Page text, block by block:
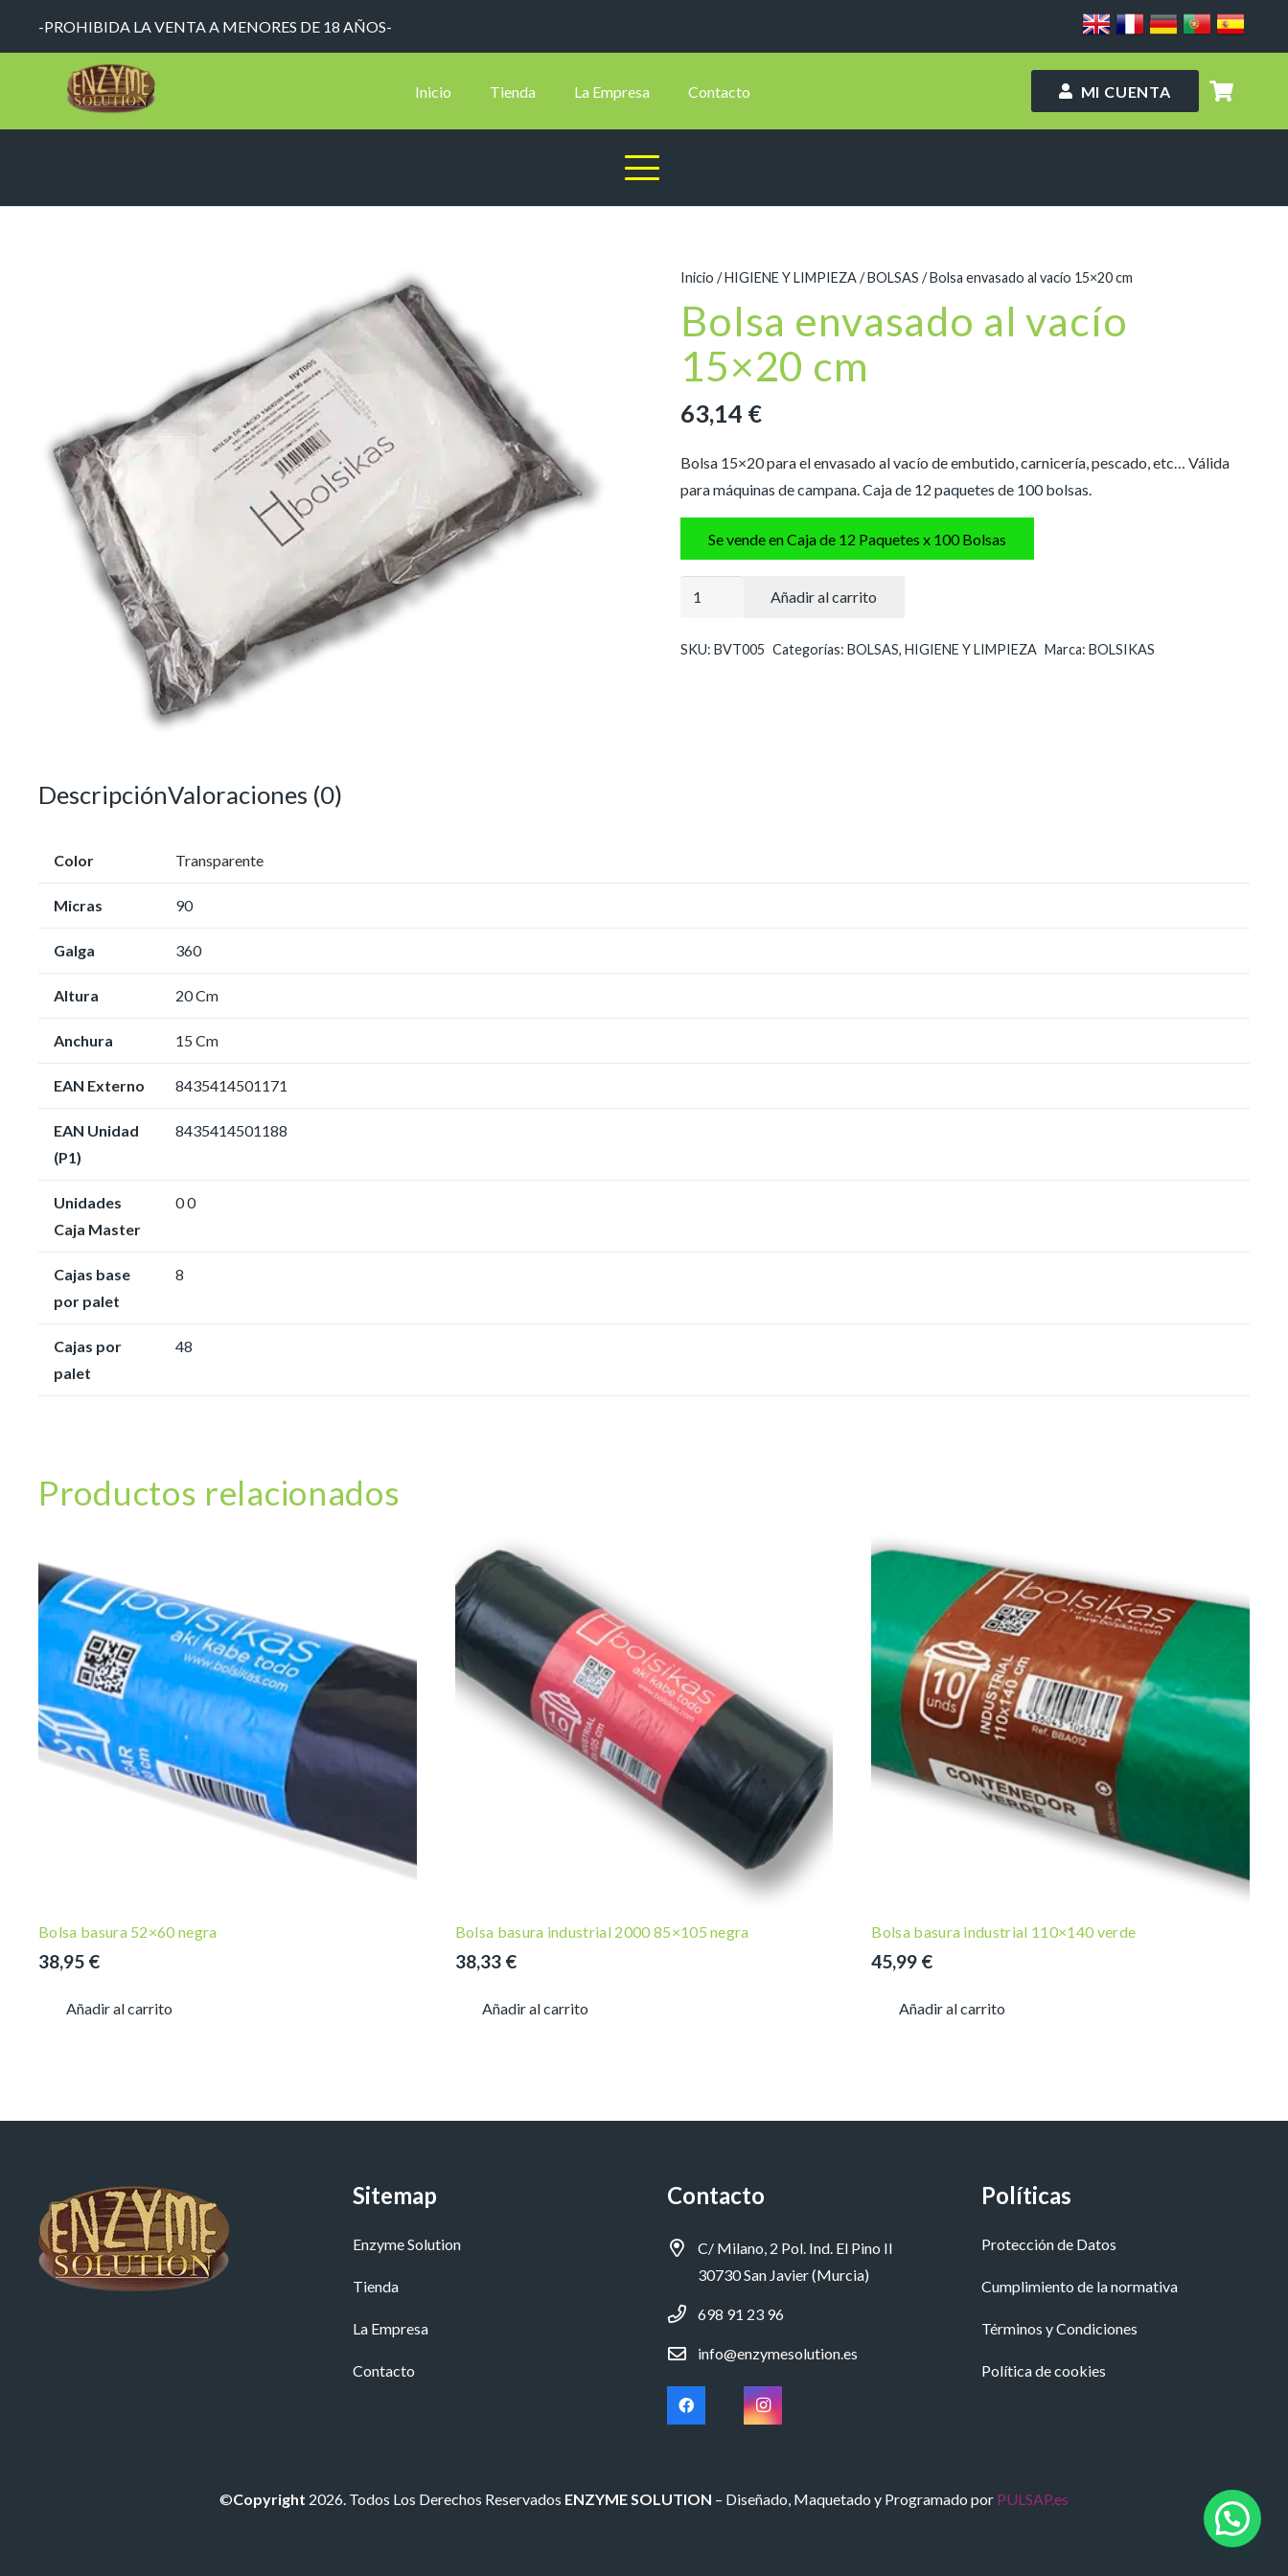
-PROHIBIDA LA VENTA A MENORES DE 18 AÑOS-
Inicio Tienda La Empresa Contacto MI CUENTA
Inicio /HIGIENE Y LIMPIEZA/BOLSAS / Bolsa envasado al vacío 15×20 cm
Bolsa envasado al vacío
15×20 cm
63,14 €
Bolsa 15×20 para el envasado al vacío de embutido, carnicería, pescado, etc… Válida
para máquinas de campana. Caja de 12 paquetes de 100 bolsas.
Se vende en Caja de 12 Paquetes x 100 Bolsas
al
Añadir al carrito
SKU: BVT005 Categorías: BOLSAS, HIGIENE Y LIMPIEZA Marca: BOLSIKAS
DescripciónValoraciones (0)
Color Transparente
Micras 90
Galga 360
Altura 20 Cm
Anchura 15 Cm
EAN Externo 8435414501171
EAN Unidad
(P1)
8435414501188
Unidades
Caja Master
0 0
Cajas base
por palet
8
Cajas por
palet
48
Productos relacionados
Bolsa basura 52×60 negra
38,95 €
Añadir al carrito
Bolsa basura industrial 2000 85×105 negra
38,33 €
Añadir al carrito
Bolsa basura industrial 110×140 verde
45,99 €
Añadir al carrito
Sitemap
Enzyme Solution
Tienda
La Empresa
Contacto
Contacto
C/ Milano, 2 Pol. Ind. El Pino II
30730 San Javier (Murcia)
698 91 23 96
info@enzymesolution.es
Políticas
Protección de Datos
Cumplimiento de la normativa
Términos y Condiciones
Política de cookies
©Copyright 2026. Todos Los Derechos Reservados ENZYME SOLUTION – Diseñado, Maquetado y Programado por PULSAP.es